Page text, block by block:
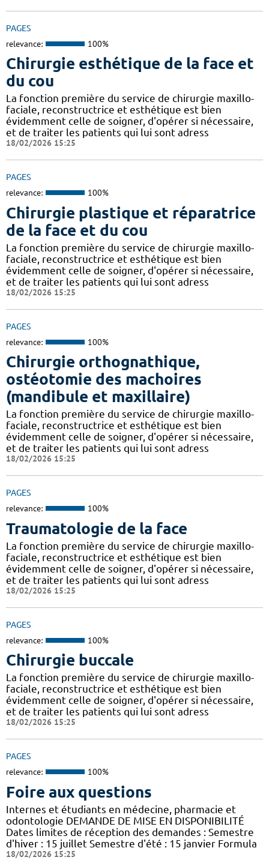
PAGES
relevance: 100%
Chirurgie esthétique de la face et
du cou
La fonction première du service de chirurgie maxillo-
faciale, reconstructrice et esthétique est bien
évidemment celle de soigner, d'opérer si nécessaire,
et de traiter les patients qui lui sont adress
18/02/2026 15:25
PAGES
relevance: 100%
Chirurgie plastique et réparatrice
de la face et du cou
La fonction première du service de chirurgie maxillo-
faciale, reconstructrice et esthétique est bien
évidemment celle de soigner, d'opérer si nécessaire,
et de traiter les patients qui lui sont adress
18/02/2026 15:25
PAGES
relevance: 100%
Chirurgie orthognathique,
ostéotomie des machoires
(mandibule et maxillaire)
La fonction première du service de chirurgie maxillo-
faciale, reconstructrice et esthétique est bien
évidemment celle de soigner, d'opérer si nécessaire,
et de traiter les patients qui lui sont adress
18/02/2026 15:25
PAGES
relevance: 100%
Traumatologie de la face
La fonction première du service de chirurgie maxillo-
faciale, reconstructrice et esthétique est bien
évidemment celle de soigner, d'opérer si nécessaire,
et de traiter les patients qui lui sont adress
18/02/2026 15:25
PAGES
relevance: 100%
Chirurgie buccale
La fonction première du service de chirurgie maxillo-
faciale, reconstructrice et esthétique est bien
évidemment celle de soigner, d'opérer si nécessaire,
et de traiter les patients qui lui sont adress
18/02/2026 15:25
PAGES
relevance: 100%
Foire aux questions
Internes et étudiants en médecine, pharmacie et
odontologie DEMANDE DE MISE EN DISPONIBILITÉ
Dates limites de réception des demandes : Semestre
d'hiver : 15 juillet Semestre d'été : 15 janvier Formula
18/02/2026 15:25